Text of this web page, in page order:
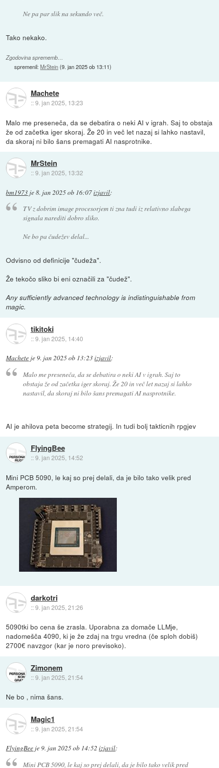
Ne pa par slik na sekundo več.
Tako nekako.
Zgodovina sprememb…
spremenil:MrStein(9. jan 2025 ob 13:11)
Machete
::9. jan 2025, 13:23
Malo me preseneča, da se debatira o neki AI v igrah. Saj to obstaja
že od začetka iger skoraj. Že 20 in več let nazaj si lahko nastavil,
da skoraj ni bilo šans premagati AI nasprotnike.
MrStein
::9. jan 2025, 13:32
bm1973 je8. jan 2025 ob 16:07izjavil:
TV z dobrim image procesorjem ti zna tudi iz relativno slabega
signala narediti dobro sliko.
Ne bo pa čudežev delal...
Odvisno od definicije "čudeža".
Že tekočo sliko bi eni označili za "čudež".
Any sufficiently advanced technology is indistinguishable from
magic.
tikitoki
::9. jan 2025, 14:40
Machete je9. jan 2025 ob 13:23izjavil:
Malo me preseneča, da se debatira o neki AI v igrah. Saj to
obstaja že od začetka iger skoraj. Že 20 in več let nazaj si lahko
nastavil, da skoraj ni bilo šans premagati AI nasprotnike.
AI je ahilova peta become strategij. In tudi bolj takticnih rpgjev
FlyingBee
::9. jan 2025, 14:52
Mini PCB 5090, le kaj so prej delali, da je bilo tako velik pred
Amperom.
darkotri
::9. jan 2025, 21:26
5090tki bo cena še zrasla. Uporabna za domače LLMje,
nadomešča 4090, ki je že zdaj na trgu vredna (če sploh dobiš)
2700€ navzgor (kar je noro previsoko).
Zimonem
::9. jan 2025, 21:54
Ne bo , nima šans.
Magic1
::9. jan 2025, 21:54
FlyingBee je9. jan 2025 ob 14:52 izjavil:
Mini PCB 5090, le kaj so prej delali, da je bilo tako velik pred